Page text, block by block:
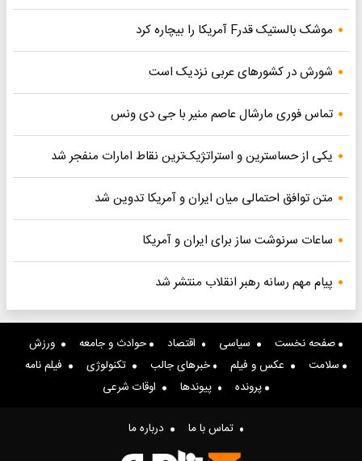
موشک بالستیک قدرF آمریکا را بیچاره کرد
شورش در کشورهای عربی نزدیک است
تماس فوری مارشال عاصم منیر با جی دی ونس
یکی از حساسترین و استراتژیک‌ترین نقاط امارات منفجر شد
متن توافق احتمالی میان ایران و آمریکا تدوین شد
ساعات سرنوشت ساز برای ایران و آمریکا
پیام مهم رسانه رهبر انقلاب منتشر شد
صفحه نخست سیاسی اقتصاد حوادث و جامعه
ورزش
سلامت
عکس و فیلم خبرهای جالب تکنولوژی
فیلم نامه
پرونده
پیوندها اوقات شرعی
تماس با ما درباره ما